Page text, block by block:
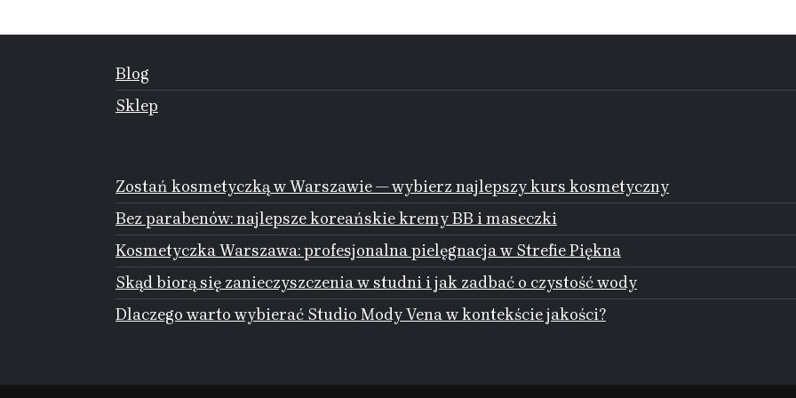
Blog
Sklep
Zostań kosmetyczką w Warszawie — wybierz najlepszy kurs kosmetyczny
Bez parabenów: najlepsze koreańskie kremy BB i maseczki
Kosmetyczka Warszawa: profesjonalna pielęgnacja w Strefie Piękna
Skąd biorą się zanieczyszczenia w studni i jak zadbać o czystość wody
Dlaczego warto wybierać Studio Mody Vena w kontekście jakości?